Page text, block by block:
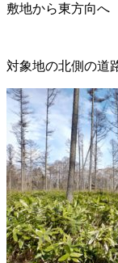
敷地から東方向へ
対象地の北側の道